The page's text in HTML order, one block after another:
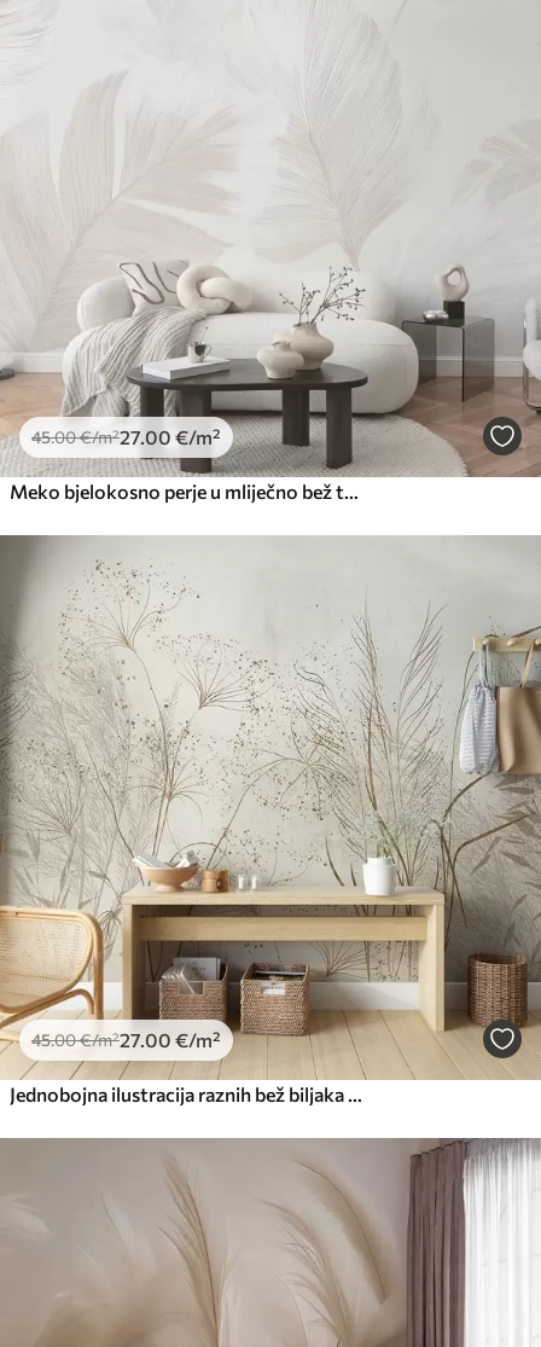
45.00€/m²27 .00 €/m²
45.00€/m²27 .00 €/m²